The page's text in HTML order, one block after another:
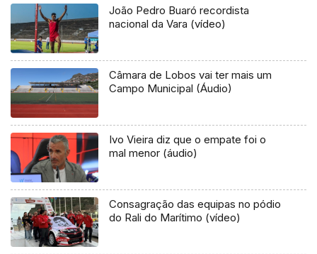
João Pedro Buaró recordista
nacional da Vara (vídeo)
Câmara de Lobos vai ter mais um
Campo Municipal (Áudio)
Ivo Vieira diz que o empate foi o
mal menor (áudio)
Consagração das equipas no pódio
do Rali do Marítimo (vídeo)